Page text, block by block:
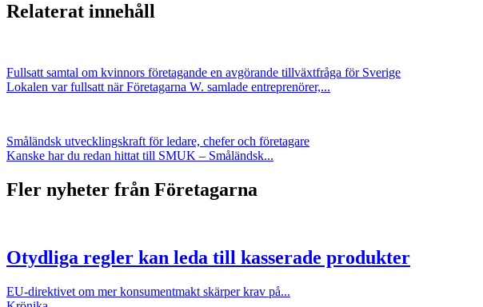
Relaterat innehåll
Fullsatt samtal om kvinnors företagande en avgörande tillväxtfråga för Sverige
Lokalen var fullsatt när Företagarna W. samlade entreprenörer,...
Småländsk utvecklingskraft för ledare, chefer och företagare
Kanske har du redan hittat till SMUK – Småländsk...
Fler nyheter från Företagarna
Otydliga regler kan leda till kasserade produkter
EU-direktivet om mer konsumentmakt skärper krav på...